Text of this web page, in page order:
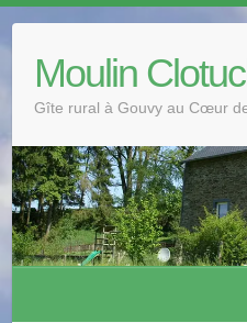
contentMoulin
Gîte rural à Gouvy au Cœur